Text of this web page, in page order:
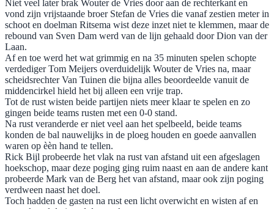
Niet veel later brak Wouter de Vries door aan de rechterkant en
vond zijn vrijstaande broer Stefan de Vries die vanaf zestien meter in
schoot en doelman Ritsema wist deze inzet niet te klemmen, maar de
rebound van Sven Dam werd van de lijn gehaald door Dion van der
Laan.
Af en toe werd het wat grimmig en na 35 minuten spelen schopte
verdediger Tom Meijers overduidelijk Wouter de Vries na, maar
scheidsrechter Van Tuinen die bijna alles beoordeelde vanuit de
middencirkel hield het bij alleen een vrije trap.
Tot de rust wisten beide partijen niets meer klaar te spelen en zo
gingen beide teams rusten met een 0-0 stand.
Na rust veranderde er niet veel aan het spelbeeld, beide teams
konden de bal nauwelijks in de ploeg houden en goede aanvallen
waren op èèn hand te tellen.
Rick Bijl probeerde het vlak na rust van afstand uit een afgeslagen
hoekschop, maar deze poging ging ruim naast en aan de andere kant
probeerde Mark van de Berg het van afstand, maar ook zijn poging
verdween naast het doel.
Toch hadden de gasten na rust een licht overwicht en wisten af en